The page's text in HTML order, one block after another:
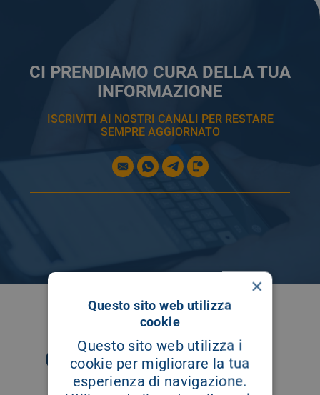
CI PRENDIAMO CURA DELLA TUA
INFORMAZIONE
ISCRIVITI AI NOSTRI CANALI PER RESTARE
SEMPRE AGGIORNATO
SEGUICI SU
×
Questo sito web utilizza
cookie
Questo sito web utilizza i
cookie per migliorare la tua
esperienza di navigazione.